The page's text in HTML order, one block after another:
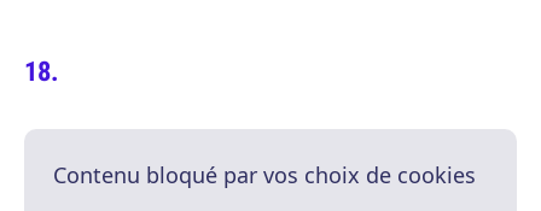
Contenu bloqué par vos choix de cookies